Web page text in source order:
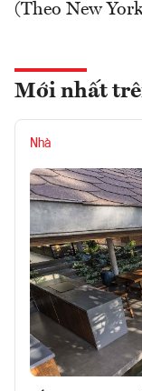
(Theo New
Mới nhất
Nhà